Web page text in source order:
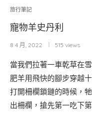
旅行筆記
寵物羊史丹利
8 4 月, 2022 515 views
當我們拉著一車乾草在
肥羊用飛快的腳步穿越
打開柵欄鎖鏈的時候，
出柵欄，搶先第一吃下